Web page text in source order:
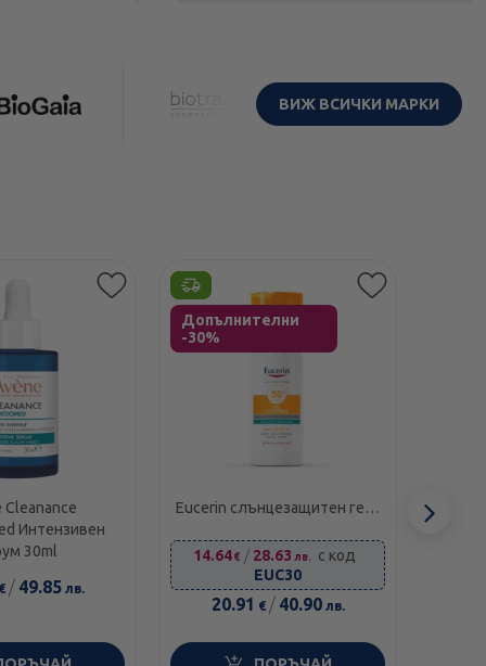
ВИЖ ВСИЧКИ МАРКИ
Cleanance
Интензивен
30ml
/ 49.85лв.
Етикети
Допълнителни
-30%
Eucerin слънцезащитен гел-
spf 50+ 50мл
14.64€ / 28.63 лв.
с код
EUC30
20.91 € / 40.90лв.